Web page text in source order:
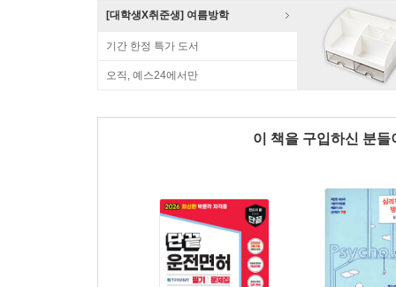
[대학생X취준생] 여름방학
기간 한정 특가 도서
오직, 예스24에서만
이 책을 구입하신 분